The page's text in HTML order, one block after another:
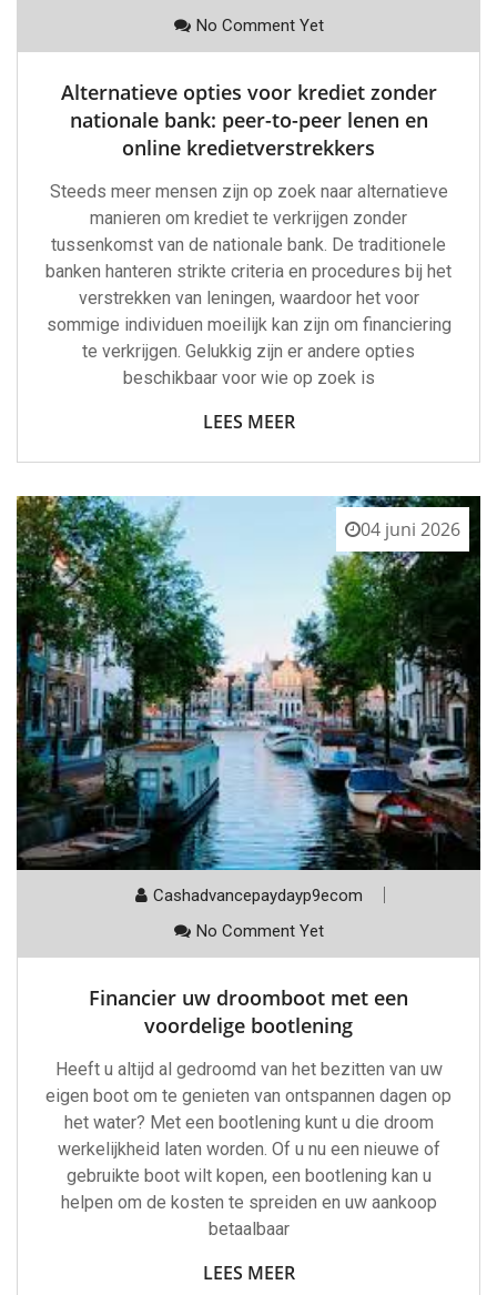
No Comment Yet
Alternatieve opties voor krediet zonder
nationale bank: peer-to-peer lenen en
online kredietverstrekkers
Steeds meer mensen zijn op zoek naar alternatieve
manieren om krediet te verkrijgen zonder
tussenkomst van de nationale bank. De traditionele
banken hanteren strikte criteria en procedures bij het
verstrekken van leningen, waardoor het voor
sommige individuen moeilijk kan zijn om financiering
te verkrijgen. Gelukkig zijn er andere opties
beschikbaar voor wie op zoek is
LEES MEER
04 juni 2026
Cashadvancepaydayp9ecom
No Comment Yet
Financier uw droomboot met een
voordelige bootlening
Heeft u altijd al gedroomd van het bezitten van uw
eigen boot om te genieten van ontspannen dagen op
het water? Met een bootlening kunt u die droom
werkelijkheid laten worden. Of u nu een nieuwe of
gebruikte boot wilt kopen, een bootlening kan u
helpen om de kosten te spreiden en uw aankoop
betaalbaar
LEES MEER